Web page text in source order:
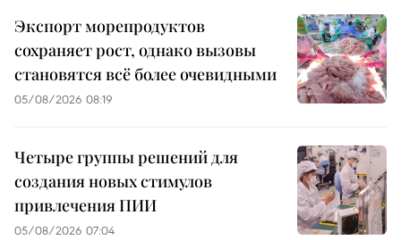
Экспорт морепродуктов
сохраняет рост, однако вызовы
становятся всё более очевидными
05/08/2026 08:19
Четыре группы решений для
создания новых стимулов
привлечения ПИИ
05/08/2026 07:04